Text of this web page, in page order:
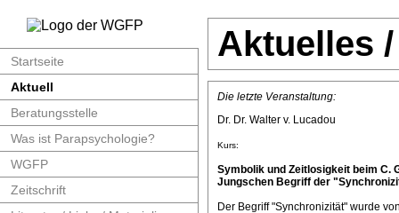
Startseite
Aktuell
Beratungsstelle
Was ist Parapsychologie?
WGFP
Zeitschrift
Aktuelles
Die letzte Veranstaltung:
Dr. Dr. Walter v. Lucadou
Kurs:
Symbolik und Zeitlosigkeit beim C.
Jungschen Begriff der
Der Begriff "Synchronizität" wurde